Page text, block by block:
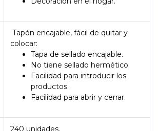
Tapón encajable, fácil de quitar y
colocar:
Tapa de sellado encajable.
No tiene sellado hermético.
Facilidad para introducir los
productos.
Facilidad para abrir y cerrar.
240 unidades.